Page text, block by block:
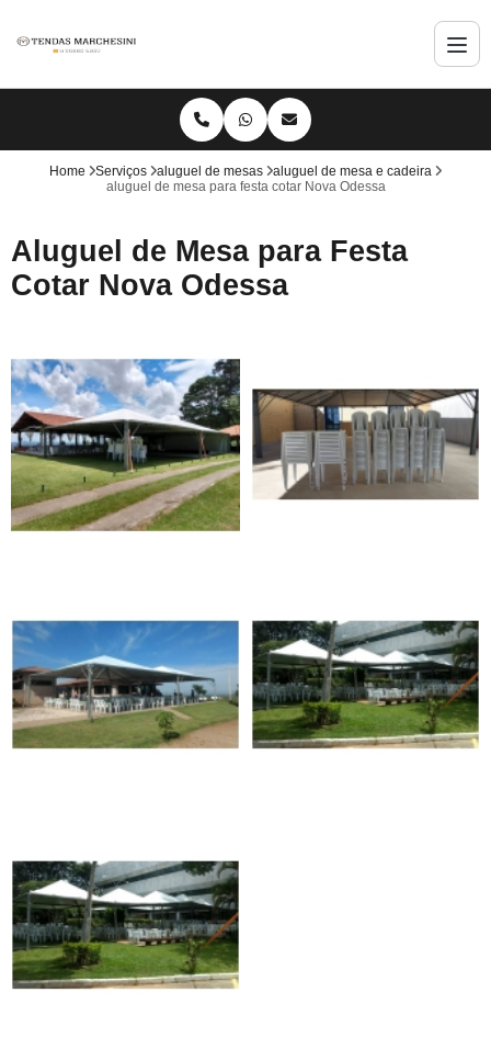
Home Serviços aluguel de mesas
aluguel de mesa e cadeira
aluguel de mesa para festa cotar Nova Odessa
Aluguel de Mesa para Festa
Cotar Nova Odessa